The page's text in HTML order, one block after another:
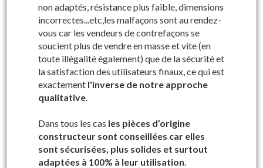
non adaptés, résistance plus faible, dimensions
incorrectes...etc,les malfaçons sont au rendez-
vous car les vendeurs de contrefaçons se
soucient plus de vendre en masse et vite (en
toute illégalité également) que de la sécurité et
la satisfaction des utilisateurs finaux, ce qui est
exactement l'inverse de notre approche
qualitative.
Dans tous les cas les pièces d’origine
constructeur sont conseillées car elles
sont sécurisées, plus solides et surtout
adaptées à 100% à leur utilisation.
Où trouver votre numéro de série ?
Nos produits par catégories Pièces
machines à vendanger